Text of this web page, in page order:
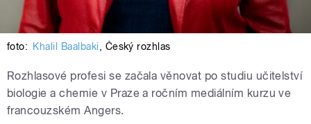
foto: Khalil Baalbaki, Český rozhlas
Rozhlasové profesi se začala věnovat po studiu učitelství
biologie a chemie v Praze a ročním mediálním kurzu ve
francouzském Angers.